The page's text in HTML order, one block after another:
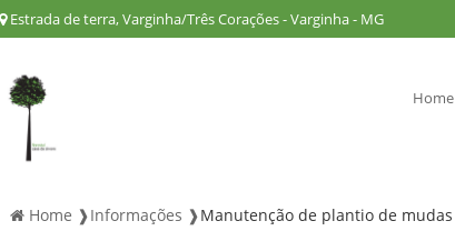
Estrada de terra, Varginha/Três Corações - Varginha - MG
Home
Home ❱Informações ❱Manutenção de plantio de mudas